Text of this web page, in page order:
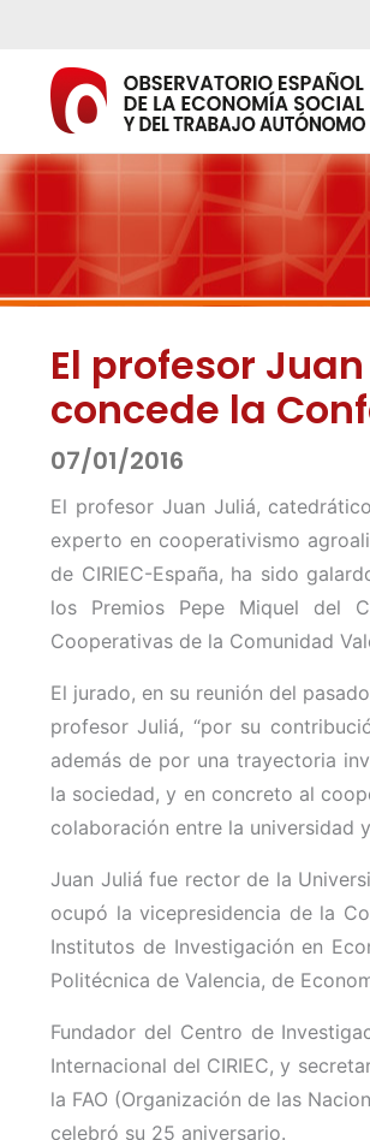
contenido
El profesor
concede la
07/01/2016
El profesor Juan Juliá,
experto en cooperativismo
de CIRIEC-España, ha sido
los Premios Pepe Miquel del
Cooperativas de la Comunidad
El jurado, en su reunión del
profesor Juliá, “por su
además de por una trayectoria
la sociedad, y en concreto al
colaboración entre la universidad
Juan Juliá fue rector de la
ocupó la vicepresidencia de la
Institutos de Investigación en
Politécnica de Valencia, de
Fundador del Centro de
Internacional del CIRIEC, y
la FAO (Organización de las
celebró su 25 aniversario.